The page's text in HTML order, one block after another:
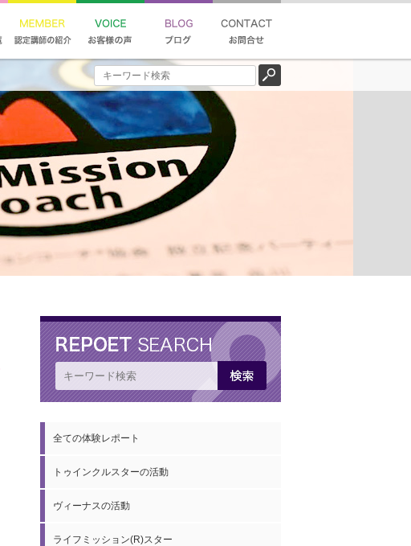
全ての体験レポート
トゥインクルスターの活動
ヴィーナスの活動
ライフミッション(R)スター